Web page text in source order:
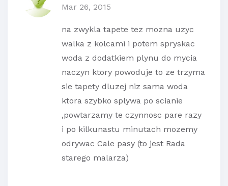
Mar 26, 2015
na zwykla tapete tez mozna uzyc
walka z kolcami i potem spryskac
woda z dodatkiem plynu do mycia
naczyn ktory powoduje to ze trzyma
sie tapety dluzej niz sama woda
ktora szybko splywa po scianie
,powtarzamy te czynnosc pare razy
i po kilkunastu minutach mozemy
odrywac Cale pasy (to jest Rada
starego malarza)